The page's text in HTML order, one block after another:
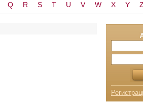
Q R S T U V W X Y Z